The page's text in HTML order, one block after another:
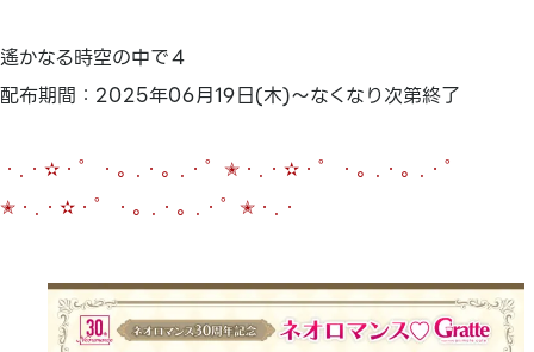
遙かなる時空の中で４
配布期間：2025年06月19日(木)～なくなり次第終了
・.・✫・゜・。.・。.・゜✭・.・✫・゜・。.・。.・゜
✭・.・✫・゜・。.・。.・゜✭・.・